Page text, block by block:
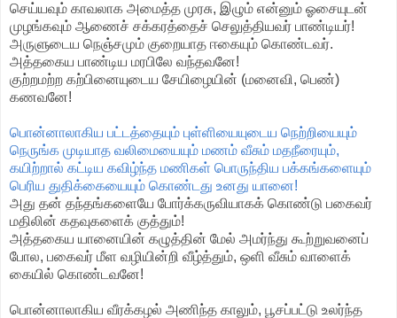
செய்யவும் காவலாக அமைத்த முரசு, இழும் என்னும் ஓசையுடன்
முழங்கவும் ஆணைச் சக்கரத்தைச் செலுத்தியவர் பாண்டியர்!
அருளுடைய நெஞ்சமும் குறையாத ஈகையும் கொண்டவர்.
அத்தகைய பாண்டிய மரபிலே வந்தவனே!
குற்றமற்ற கற்பினையுடைய சேயிழையின் (மனைவி, பெண்)
கணவனே!
பொன்னாலாகிய பட்டத்தையும் புள்ளியையுடைய நெற்றியையும்
நெருங்க முடியாத வலிமையையும் மணம் வீசும் மதநீரையும்,
கயிற்றால் கட்டிய கவிழ்ந்த மணிகள் பொருந்திய பக்கங்களையும்
பெரிய துதிக்கையையும் கொண்டது உனது யானை!
அது தன் தந்தங்களையே போர்க்கருவியாகக் கொண்டு பகைவர்
மதிலின் கதவுகளைக் குத்தும்!
அத்தகைய யானையின் கழுத்தின் மேல் அமர்ந்து கூற்றுவனைப்
போல, பகைவர் மீள வழியின்றி வீழ்த்தும், ஒளி வீசும் வாளைக்
கையில் கொண்டவனே!
பொன்னாலாகிய வீரக்கழல் அணிந்த காலும், பூசப்பட்டு உலர்ந்த